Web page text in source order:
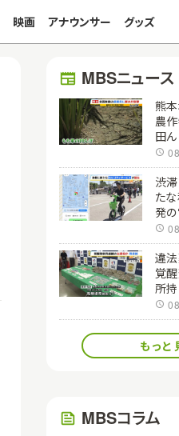
映画 アナウンサー グッズ
MBSニュース
熊
農
田
ト
状
渋
た
発
「
歩
車
違
覚
所
捕
ビ
物
もっと
MBSコラム